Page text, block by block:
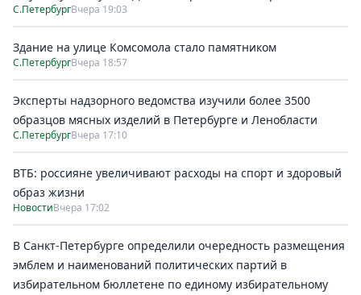
С.ПетербургВчера 19:03
Здание на улице Комсомола стало памятником
С.ПетербургВчера 18:57
Эксперты надзорного ведомства изучили более 3500
образцов мясных изделий в Петербурге и Ленобласти
С.ПетербургВчера 17:10
ВТБ: россияне увеличивают расходы на спорт и здоровый
образ жизни
НовостиВчера 17:02
В Санкт-Петербурге определили очередность размещения
эмблем и наименований политических партий в
избирательном бюллетене по единому избирательному